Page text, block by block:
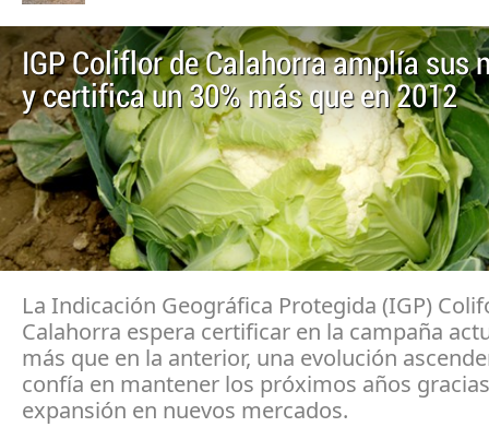
IGP Coliflor de Calahorra amplía sus
y certifica un 30% más que en 2012
La Indicación Geográfica Protegida (IGP)
Calahorra espera certificar en la campaña
más que en la anterior, una evolución
confía en mantener los próximos años
expansión en nuevos mercados.